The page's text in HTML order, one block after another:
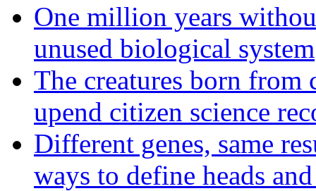
One million years
unused biological system
The creatures born from
upend citizen science
Different genes, same
ways to define heads